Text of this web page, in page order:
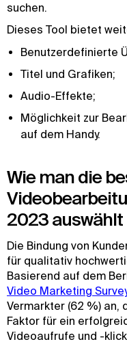
suchen.
Dieses Tool bietet
Benutzerdefinierte
Titel und Grafiken;
Audio-Effekte;
Möglichkeit zur
auf dem Handy.
Wie man die
2023 auswählt
Die Bindung von
für qualitativ
Basierend auf dem
Video Marketing
Vermarkter (62 %) an,
Faktor für ein
Videoaufrufe und -